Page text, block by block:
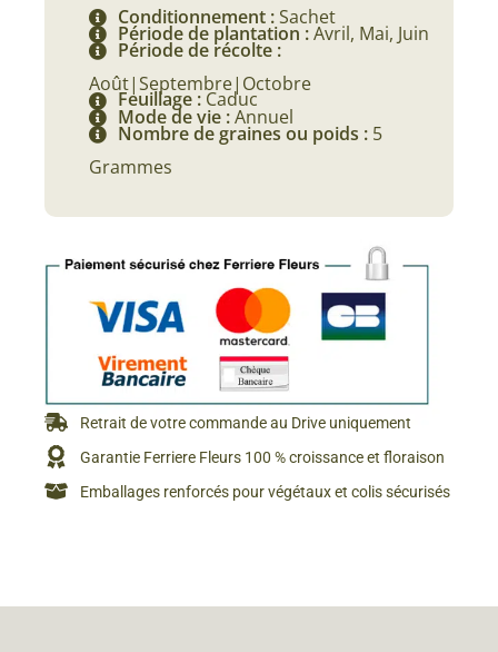
Conditionnement :Sachet
Période de plantation :Avril, Mai, Juin
Période de récolte :
Août|Septembre|Octobre
Feuillage : Caduc
Mode de vie :Annuel
Nombre de graines ou poids : 5
Grammes
Retrait de votre commande au Drive uniquement
Garantie Ferriere Fleurs 100 % croissance et floraison
Emballages renforcés pour végétaux et colis sécurisés